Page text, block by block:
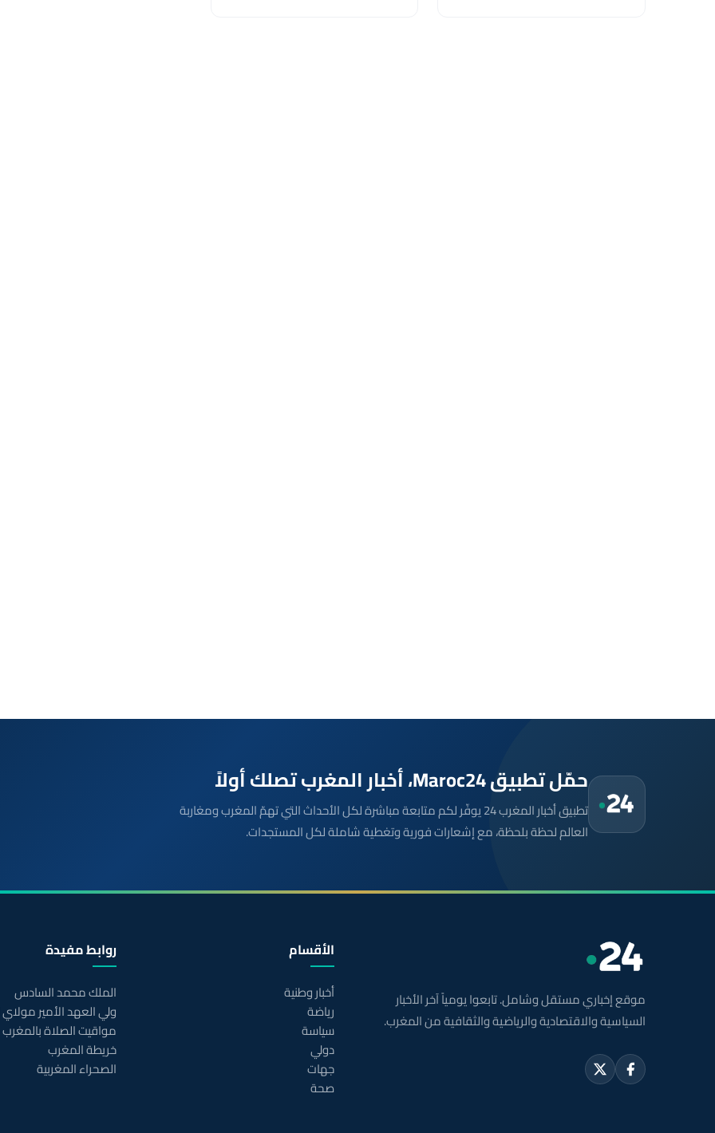
حمّل تطبيق Maroc24، أخبار المغرب تصلك أولاً
تطبيق أخبار المغرب 24 يوفّر لكم متابعة مباشرة لكل الأحداث التي تهمّ المغرب ومغاربة
العالم لحظة بلحظة، مع إشعارات فورية وتغطية شاملة لكل المستجدات.
موقع إخباري مستقل وشامل. تابعوا يومياً آخر الأخبار
السياسية والاقتصادية والرياضية والثقافية من المغرب.
الأقسام
أخبار وطنية
رياضة
سياسة
دولي
جهات
صحة
روابط مفيدة
الملك محمد السادس
ولي العهد الأمير
مواقيت الصلاة بالمغرب
خريطة المغرب
الصحراء المغربية